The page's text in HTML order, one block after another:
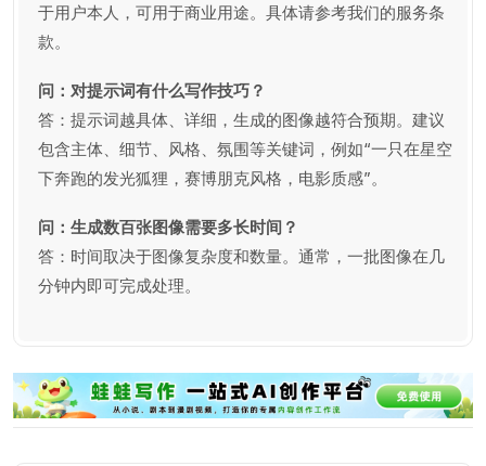
于用户本人，可用于商业用途。具体请参考我们的服务条
款。
问：对提示词有什么写作技巧？
答：提示词越具体、详细，生成的图像越符合预期。建议
包含主体、细节、风格、氛围等关键词，例如“一只在星空
下奔跑的发光狐狸，赛博朋克风格，电影质感”。
问：生成数百张图像需要多长时间？
答：时间取决于图像复杂度和数量。通常，一批图像在几
分钟内即可完成处理。